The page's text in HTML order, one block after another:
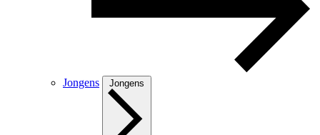
Jongens Jongens